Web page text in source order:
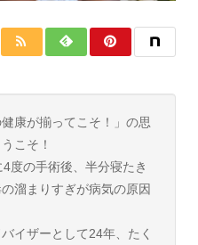
康が揃ってこそ！」の思
こそ！
度の手術後、半分寝たき
溜まりすぎが病気の原因
イザーとして24年、たく